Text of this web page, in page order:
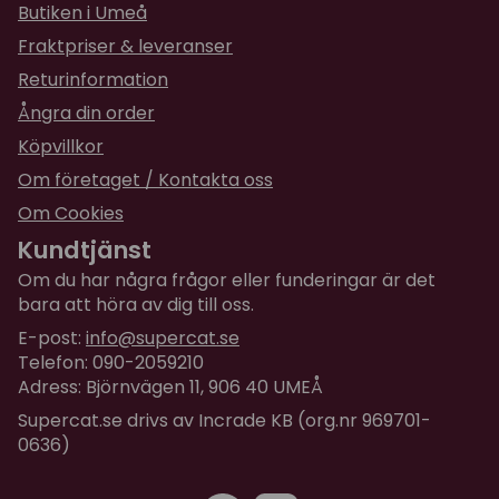
%), hallon (0,0008 %).
Omsättningsbar energi:
0,25%, Omega 6: 2,30%
Analytiska beståndsdelar:
Råprotein 39,0 %
Fettinnehåll 14,0 %
Växttråd 7,8 %
Råaska 4,0 %
Vattenhalt 10,0 %
Fosfor 0,7 %
Natrium 0,9 %
Magnesium 0,04 %
Butiken i Umeå
Fraktpriser & leveranser
Returinformation
Ångra din order
Köpvillkor
Om företaget / Kontakta oss
Om Cookies
Kundtjänst
Om du har några frågor eller funderingar är det
bara att höra av dig till oss.
E-post: info@supercat.se
Telefon: 090-2059210
Adress: Björnvägen 11, 906 40 UMEÅ
Supercat.se drivs av Incrade KB (org.nr 969701-
0636)